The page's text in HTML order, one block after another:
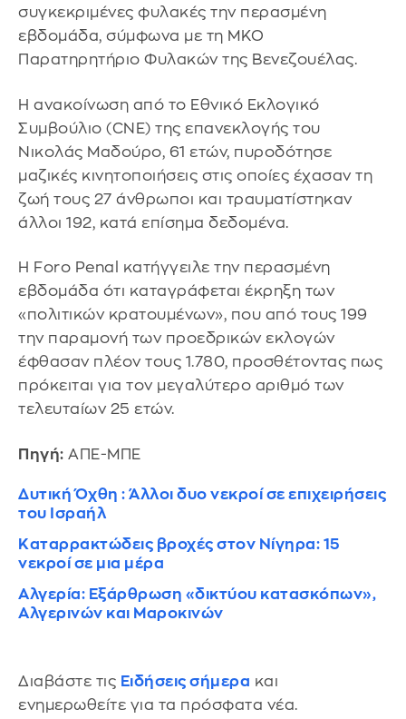
συγκεκριμένες φυλακές την περασμένη
εβδομάδα, σύμφωνα με τη ΜΚΟ
Παρατηρητήριο Φυλακών της Βενεζουέλας.
Η ανακοίνωση από το Εθνικό Εκλογικό
Συμβούλιο (CNE) της επανεκλογής του
Νικολάς Μαδούρο, 61 ετών, πυροδότησε
μαζικές κινητοποιήσεις στις οποίες έχασαν τη
ζωή τους 27 άνθρωποι και τραυματίστηκαν
άλλοι 192, κατά επίσημα δεδομένα.
Η Foro Penal κατήγγειλε την περασμένη
εβδομάδα ότι καταγράφεται έκρηξη των
«πολιτικών κρατουμένων», που από τους 199
την παραμονή των προεδρικών εκλογών
έφθασαν πλέον τους 1.780, προσθέτοντας πως
πρόκειται για τον μεγαλύτερο αριθμό των
τελευταίων 25 ετών.
Πηγή: ΑΠΕ-ΜΠΕ
Δυτική Όχθη : Άλλοι δυο νεκροί σε επιχειρήσεις
του Ισραήλ
Καταρρακτώδεις βροχές στον Νίγηρα: 15
νεκροί σε μια μέρα
Αλγερία: Εξάρθρωση «δικτύου κατασκόπων»,
Αλγερινών και Μαροκινών
Διαβάστε τις Ειδήσεις σήμερα και
ενημερωθείτε για τα πρόσφατα νέα.